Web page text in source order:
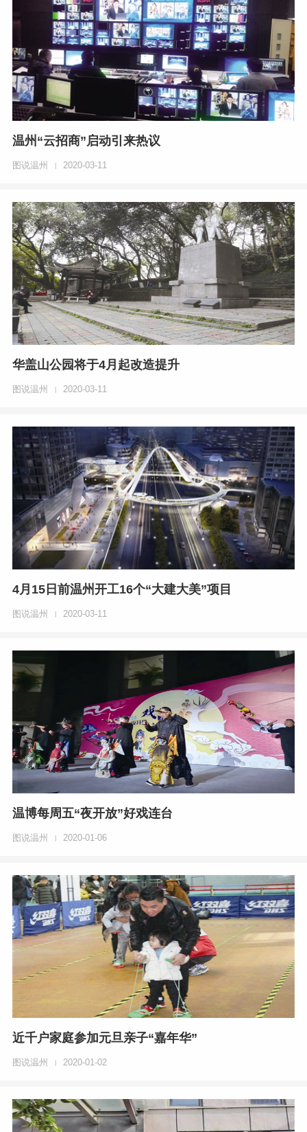
温州“云招商”启动引来热议
图说温州 2020-03-11
华盖山公园将于4月起改造提升
图说温州 2020-03-11
4月15日前温州开工16个“大建大美”项目
图说温州 2020-03-11
温博每周五“夜开放”好戏连台
图说温州 2020-01-06
近千户家庭参加元旦亲子“嘉年华”
图说温州 2020-01-02